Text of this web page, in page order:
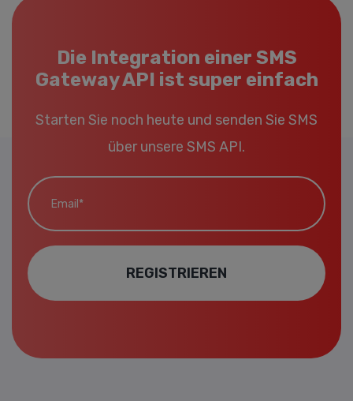
Die Integration einer SMS
Gateway API ist super einfach
Starten Sie noch heute und senden Sie SMS
über unsere SMS API.
Email*
REGISTRIEREN